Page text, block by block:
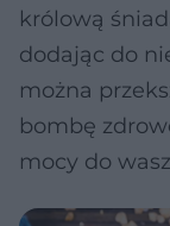
królową
dodając do
można
bombę
mocy do